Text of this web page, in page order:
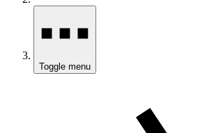
Toggle menu